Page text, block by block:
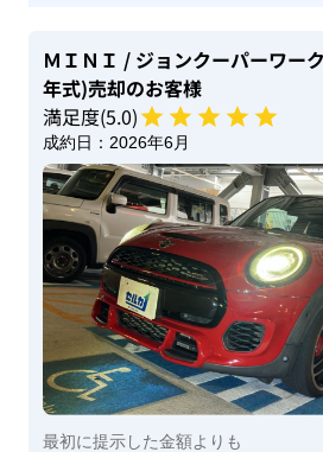
ＭＩＮＩ / ジョンクーパーワー
年式)売却のお客様
満足度(5.0)
成約日： 2026年6月
最初に提示した金額よりも